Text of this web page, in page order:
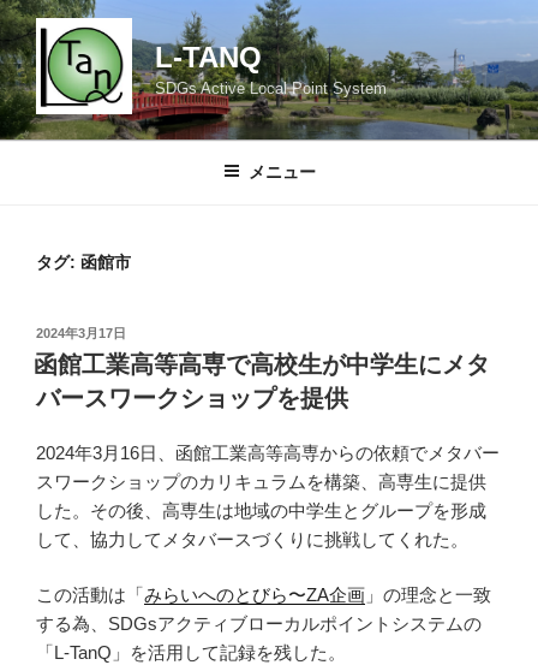
コ
ン
テ
ン
ツ
L-TANQ
SDGs Active Local Point System
メニュー
タグ: 函館市
投
稿
日:
2024年3月17日
函館工業高等高専で高校生が中学生にメタ
バースワークショップを提供
2024年3月16日、函館工業高等高専からの依頼でメタバー
スワークショップのカリキュラムを構築、高専生に提供
した。その後、高専生は地域の中学生とグループを形成
して、協力してメタバースづくりに挑戦してくれた。
この活動は「みらいへのとびら〜ZA企画 」の理念と一致
する為、SDGsアクティブローカルポイントシステムの
「L-TanQ」を活用して記録を残した。